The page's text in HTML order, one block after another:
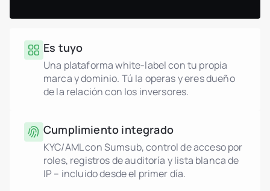
Es tuyo
Una plataforma white-label con tu propia
marca y dominio. Tú la operas y eres dueño
de la relación con los inversores.
Cumplimiento integrado
KYC/AML con Sumsub, control de acceso por
roles, registros de auditoría y lista blanca de
IP – incluido desde el primer día.